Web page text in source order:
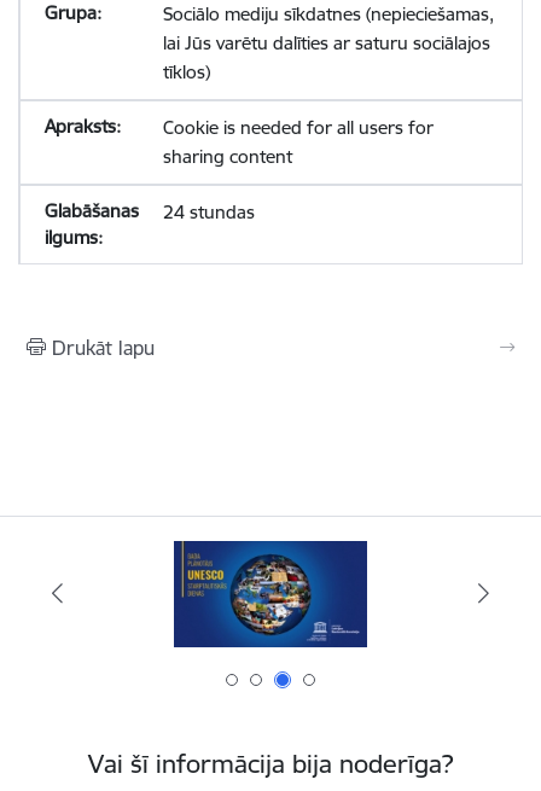
Sociālo mediju sīkdatnes (nepieciešamas,
lai Jūs varētu dalīties ar saturu sociālajos
tīklos)
Cookie is needed for all users for
sharing content
24 stundas
Drukāt lapu
Vai šī informācija bija noderīga?